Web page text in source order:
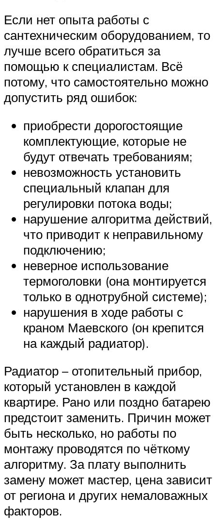
Если нет опыта работы с
сантехническим оборудованием, то
лучше всего обратиться за
помощью к специалистам. Всё
потому, что самостоятельно можно
допустить ряд ошибок:
приобрести дорогостоящие
комплектующие, которые не
будут отвечать требованиям;
невозможность установить
специальный клапан для
регулировки потока воды;
нарушение алгоритма действий,
что приводит к неправильному
подключению;
неверное использование
термоголовки (она монтируется
только в однотрубной системе);
нарушения в ходе работы с
краном Маевского (он крепится
на каждый радиатор).
Радиатор – отопительный прибор,
который установлен в каждой
квартире. Рано или поздно батарею
предстоит заменить. Причин может
быть несколько, но работы по
монтажу проводятся по чёткому
алгоритму. За плату выполнить
замену может мастер, цена зависит
от региона и других немаловажных
факторов.